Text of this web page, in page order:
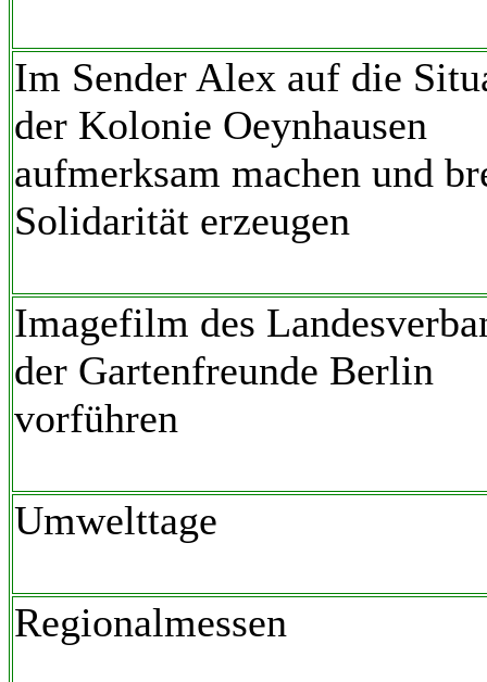
Im Sender Alex auf die
der Kolonie Oeynhausen
aufmerksam machen und
Solidarität erzeugen
Imagefilm des
der Gartenfreunde Berlin
vorführen
Umwelttage
Regionalmessen